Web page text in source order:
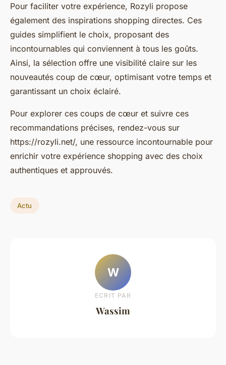
Pour faciliter votre expérience, Rozyli propose
également des inspirations shopping directes. Ces
guides simplifient le choix, proposant des
incontournables qui conviennent à tous les goûts.
Ainsi, la sélection offre une visibilité claire sur les
nouveautés coup de cœur, optimisant votre temps et
garantissant un choix éclairé.
Pour explorer ces coups de cœur et suivre ces
recommandations précises, rendez-vous sur
https://rozyli.net/, une ressource incontournable pour
enrichir votre expérience shopping avec des choix
authentiques et approuvés.
Actu
W
ECRIT PAR
Wassim